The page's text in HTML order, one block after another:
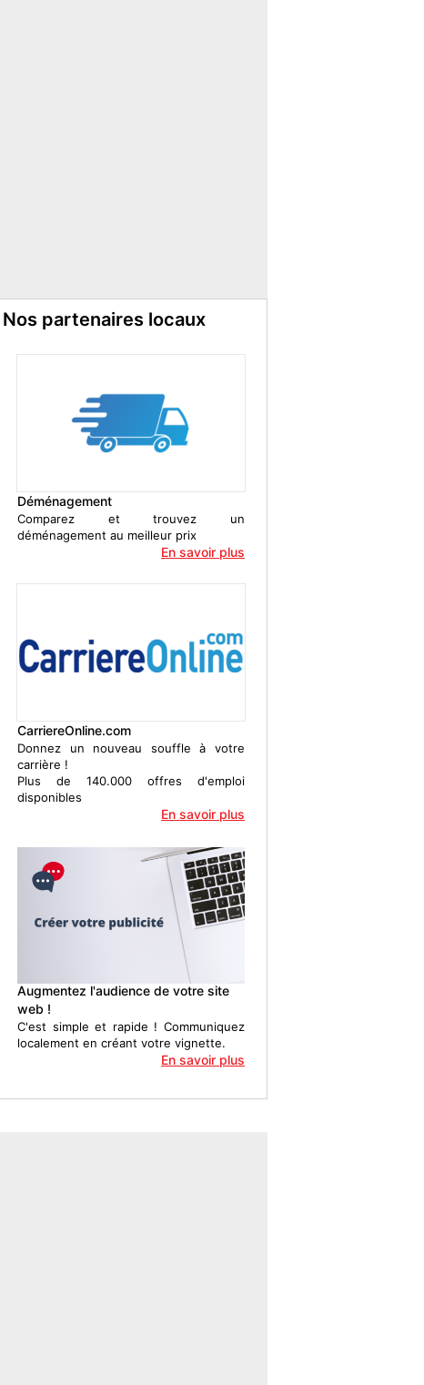
Nos partenaires locaux
Déménagement
Comparez et trouvez un
déménagement au meilleur prix
En savoir plus
CarriereOnline.com
Donnez un nouveau souffle à votre
carrière !
Plus de 140.000 offres d'emploi
disponibles
En savoir plus
Augmentez l'audience de votre site
web !
C'est simple et rapide ! Communiquez
localement en créant votre vignette.
En savoir plus